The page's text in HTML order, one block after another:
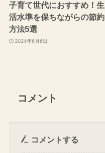
子育て世代におすすめ！生
活水準を保ちながらの節約
方法5選
2024年6月6日
コメント
コメントする